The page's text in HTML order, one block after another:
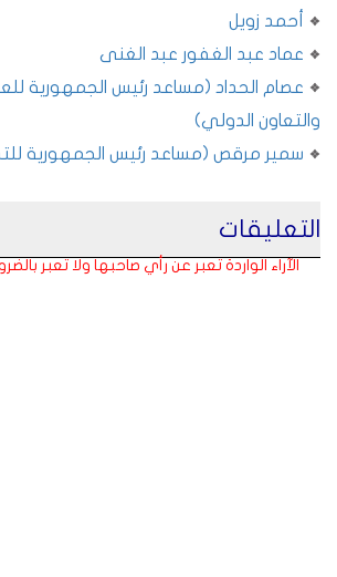
أحمد زويل
عماد عبد الغفور عبد الغنى
عصام الحداد (مساعد رئيس الجمهورية
والتعاون الدولي)
سمير مرقص (مساعد رئيس الجمهورية
التعليقات
الآراء الواردة تعبر عن رأي صاحبها ولا تعبر